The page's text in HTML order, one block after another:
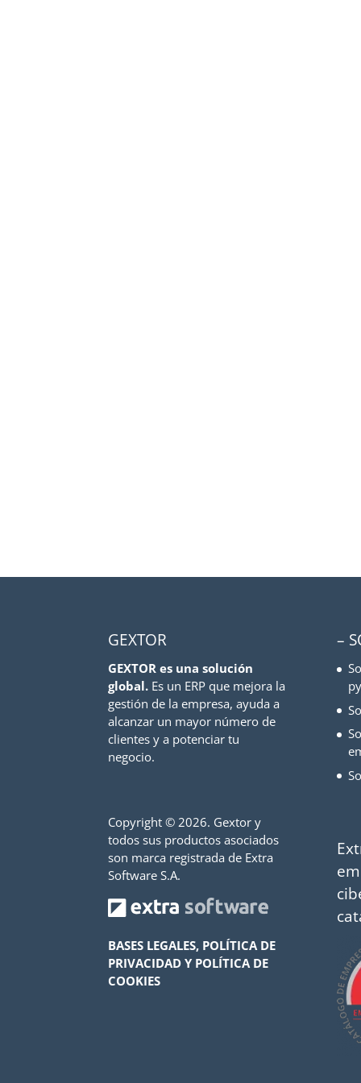
GEXTOR
GEXTOR es una solución
global. Es un ERP que mejora la
gestión de la empresa, ayuda a
alcanzar un mayor número de
clientes y a potenciar tu
negocio.
Copyright ©2026. Gextor y
todos sus productos asociados
son marca registrada de Extra
Software S.A.
BASES LEGALES, POLÍTICA DE
PRIVACIDAD Y POLÍTICA DE
COOKIES
–